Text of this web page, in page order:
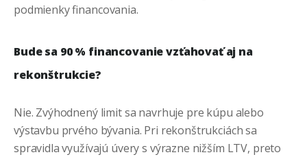
podmienky financovania.
Bude sa 90 % financovanie vzťahovať aj na
rekonštrukcie?
Nie. Zvýhodnený limit sa navrhuje pre kúpu alebo
výstavbu prvého bývania. Pri rekonštrukciách sa
spravidla využívajú úvery s výrazne nižším LTV, preto